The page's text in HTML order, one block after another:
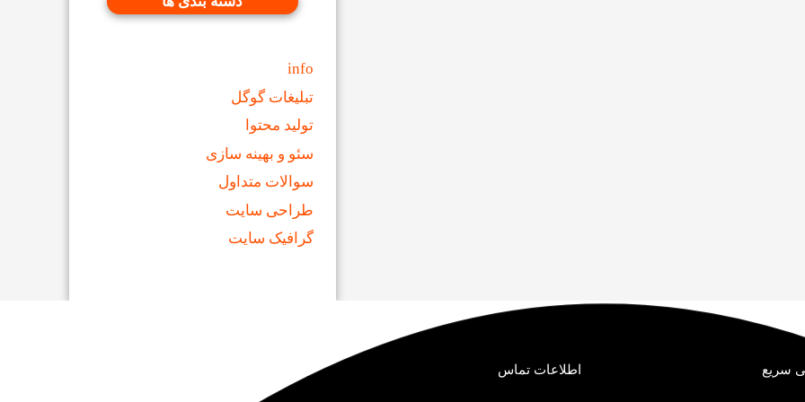
info
تبلیغات گوگل
تولید محتوا
سئو و بهینه سازی
سوالات متداول
طراحی سایت
گرافیک سایت
سریع اطلاعات تماس